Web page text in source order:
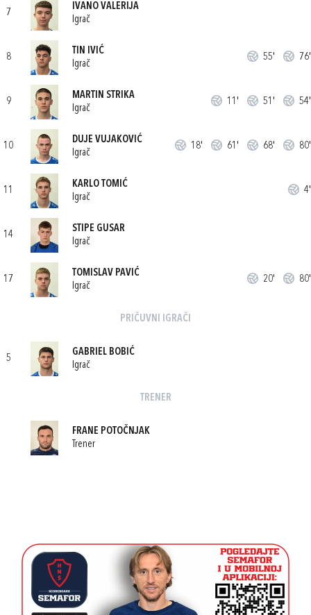
7
IVANO VALERIJA
Igrač
8
TIN IVIĆ
Igrač
55' 76'
9
MARTIN STRIKA
Igrač
11' 51' 54'
10
DUJE VUJAKOVIĆ
Igrač
18' 61' 68' 80'
11
KARLO TOMIĆ
Igrač
4'
14
STIPE GUSAR
Igrač
17
TOMISLAV PAVIĆ
Igrač
20' 80'
PRIČUVNI IGRAČI
5
GABRIEL BOBIĆ
Igrač
TRENER
FRANE POTOČNJAK
Trener